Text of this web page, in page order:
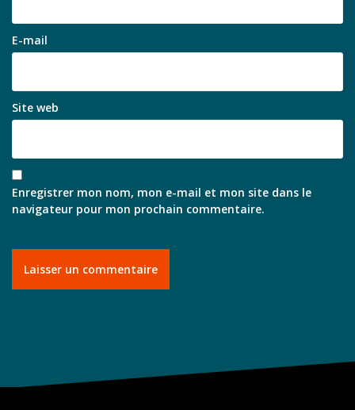
E-mail
Site web
Enregistrer mon nom, mon e-mail et mon site dans le
navigateur pour mon prochain commentaire.